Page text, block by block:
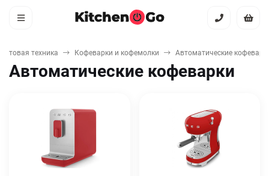
техника Кофеварки и кофемолки Автоматические
Автоматические кофеварки